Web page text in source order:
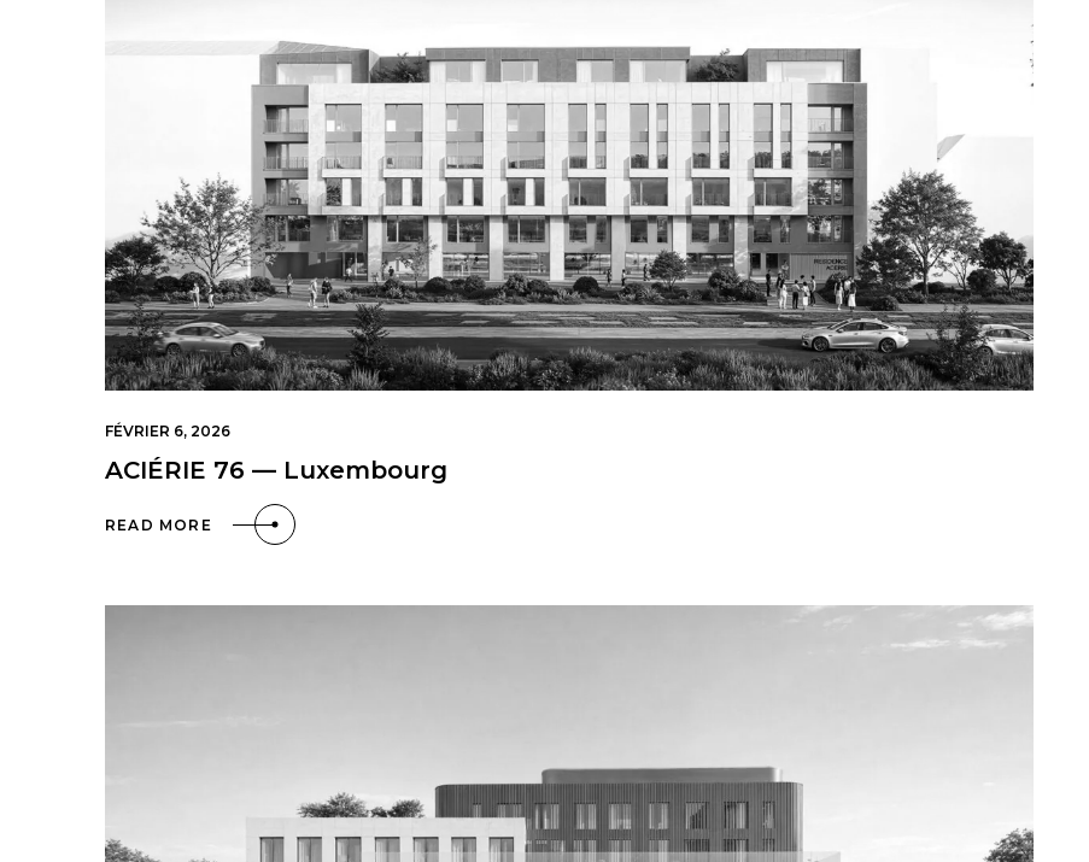
FÉVRIER 6, 2026
ACIÉRIE 76 — Luxembourg
READ MORE